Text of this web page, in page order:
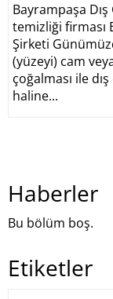
Bayrampaşa
temizliği firması
Şirketi
(yüzeyi) cam
çoğalması ile
haline...
Haberler
Bu bölüm boş.
Etiketler